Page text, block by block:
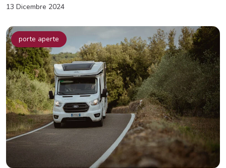
13 Dicembre 2024
porte aperte